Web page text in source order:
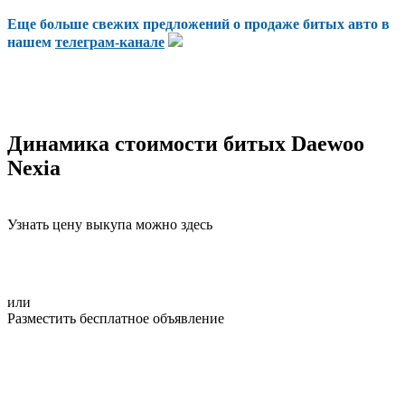
Еще больше свежих предложений о продаже битых авто в
нашем телеграм-канале
Динамика стоимости битых Daewoo
Nexia
Узнать цену выкупа можно здесь
или
Разместить бесплатное объявление